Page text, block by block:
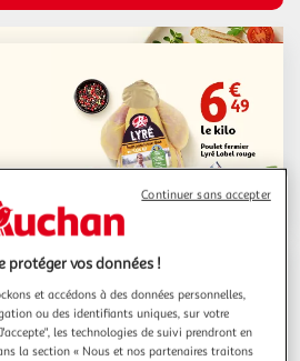
protéger vos données !
et accédons à des données personnelles,
ou des identifiants uniques, sur votre
les technologies de suivi prendront en
la section « Nous et nos partenaires traitons
Continuer sans accepter